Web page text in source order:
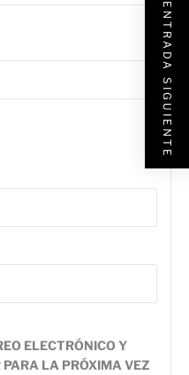
ENTRADA SIGUIENTE
ELECTRÓNICO Y
LA PRÓXIMA VEZ